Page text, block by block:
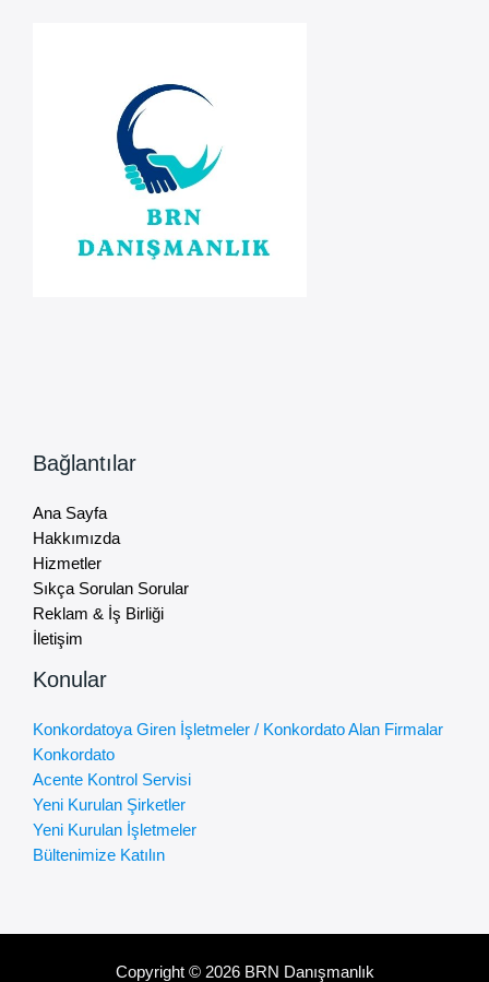
Bağlantılar
Ana Sayfa
Hakkımızda
Hizmetler
Sıkça Sorulan Sorular
Reklam & İş Birliği
İletişim
Konular
Konkordatoya Giren İşletmeler / Konkordato Alan Firmalar
Konkordato
Acente Kontrol Servisi
Yeni Kurulan Şirketler
Yeni Kurulan İşletmeler
Bültenimize Katılın
Copyright © 2026 BRN Danışmanlık